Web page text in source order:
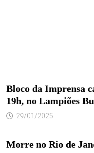
Bloco da Imprensa
19h, no Lampiões
29/01/2025
Morre no Rio de